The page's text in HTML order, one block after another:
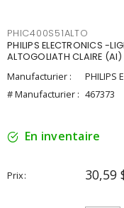
PHIC400S51ALTO
PHILIPS ELECTRONICS -
ALTOGOLIATH CLAIRE (AI)
Manufacturier :
PHILIPS
# Manufacturier : 467373
En inventaire
Prix 30,59